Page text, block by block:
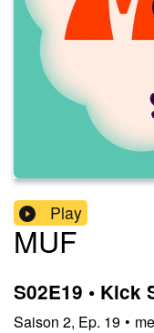
Play
MUF
S02E19 • Kick
Saison 2, Ep. 19 •